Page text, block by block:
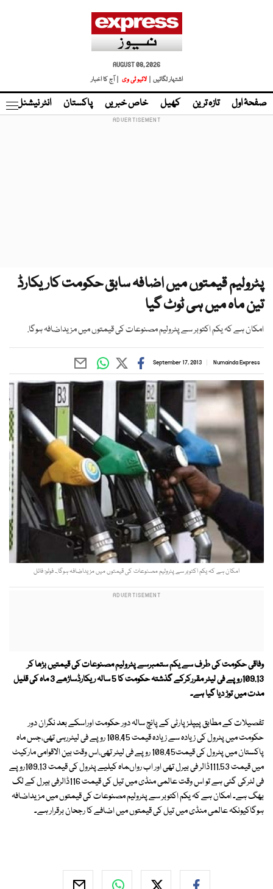
AUGUST 08, 2026
اشتہار لگائیں |
لائیو ٹی وی | آج کا اخبار
صفحۂ اول تازہ ترین کھیل خاص خبریں پاکستان انٹر نیشنل
پٹرولیم قیمتوں میں اضافہ سابق حکومت کاریکارڈ
تین ماہ میں ہی ٹوٹ گیا
امکان ہے کہ یکم اکتوبر سے پٹرولیم مصنوعات کی قیمتوں میں مزیداضافہ ہوگا.
Numainda Express
September 17, 2013
امکان ہے کہ یکم اکتوبر سے پٹرولیم مصنوعات کی قیمتوں میں مزیداضافہ ہوگا.۔ فوٹو: فائل
وفاقی حکومت کی طرف سے یکم ستمبرسے پٹرولیم مصنوعات کی قیمتیں بڑھا کر
109.13روپے فی لیٹر مقررکرکے گذشتہ حکومت کا 5 سالہ ریکارڈساڑھے 3 ماہ کی قلیل
مدت میں توڑ دیا گیا ہے۔
تفصیلات کے مطابق پیپلز پارٹی کے پانچ سالہ دور حکومت اوراسکے بعد نگران دور
حکومت میں پٹرول کی زیادہ سے زیادہ قیمت 108.45 روپے فی لیٹررہی تھی،جس ماہ
پاکستان میں پٹرول کی قیمت108.45 روپے فی لیٹر تھی،اس وقت بین الاقوامی مارکیٹ
میں قیمت 111.53ڈالر فی بیرل تھی اور اب رواںماہ کیلیے پٹرول کی قیمت 109.13روپے
فی لٹرکی گئی ہے تو اس وقت عالمی منڈی میں تیل کی قیمت 116ڈالرفی بیرل کے لگ
بھگ ہے۔ امکان ہے کہ یکم اکتوبر سے پٹرولیم مصنوعات کی قیمتوں میں مزیداضافہ
ہوگاکیونکہ عالمی منڈی میں تیل کی قیمتوں میں اضافے کا رجحان برقرار ہے۔